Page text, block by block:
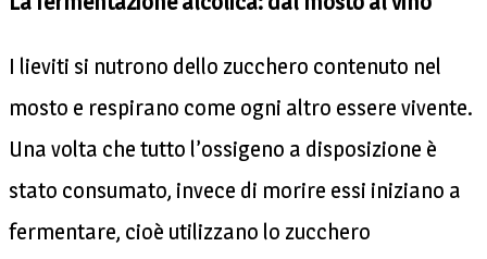
I lieviti si nutrono dello zucchero contenuto nel
mosto e respirano come ogni altro essere vivente.
Una volta che tutto l’ossigeno a disposizione è
stato consumato, invece di morire essi iniziano a
fermentare, cioè utilizzano lo zucchero